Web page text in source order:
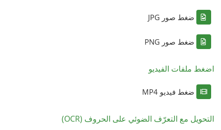
ضغط صور JPG
ضغط صور PNG
اضغط ملفات الفيديو
ضغط فيديو MP4
التحويل مع التعرّف الضوئي على الحروف (OCR)